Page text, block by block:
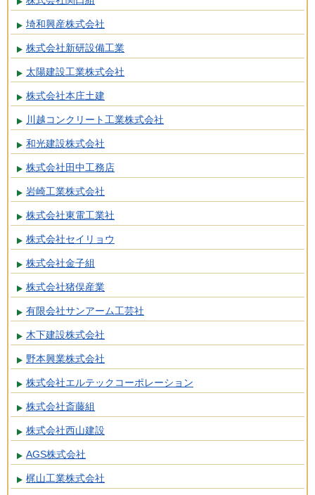
埼和興産株式会社
株式会社新研設備工業
太陽建設工業株式会社
株式会社本庄土建
川越コンクリート工業株式会社
和光建設株式会社
株式会社田中工務店
岩崎工業株式会社
株式会社東電工業社
株式会社セイリョウ
株式会社金子組
株式会社猪俣産業
有限会社サンアーム工芸社
木下建設株式会社
野本興業株式会社
株式会社エルテックコーポレーション
株式会社斎藤組
株式会社西山建設
AGS株式会社
梶山工業株式会社